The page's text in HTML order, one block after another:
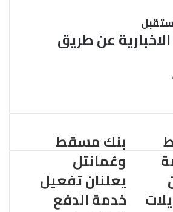
عن طريق
بنك مسقط
وعُمانتل
يعلنان تفعيل
خدمة الدفع